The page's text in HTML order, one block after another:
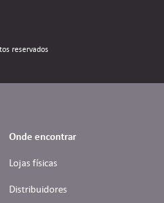
reservados
Onde encontrar
Lojas físicas
Distribuidores